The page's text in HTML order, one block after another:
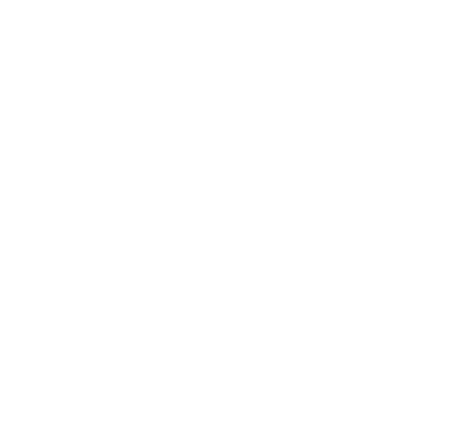
časťou pre deti, odpočinkový, so šmykľavkami),